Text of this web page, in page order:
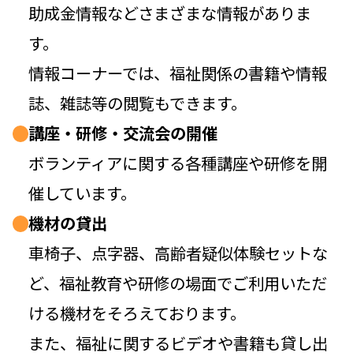
助成金情報などさまざまな情報がありま
す。
情報コーナーでは、福祉関係の書籍や情報
誌、雑誌等の閲覧もできます。
講座・研修・交流会の開催
ボランティアに関する各種講座や研修を開
催しています。
機材の貸出
車椅子、点字器、高齢者疑似体験セットな
ど、福祉教育や研修の場面でご利用いただ
ける機材をそろえております。
また、福祉に関するビデオや書籍も貸し出